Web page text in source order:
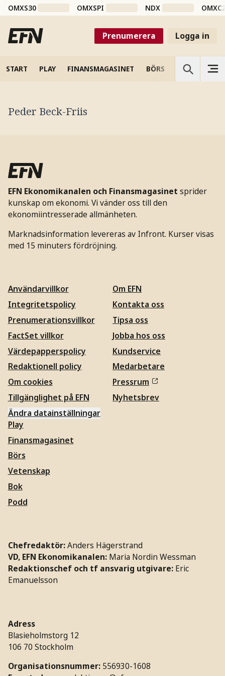
OMXS30 OMXSPI NDX
Prenumerera Logga in
START PLAY FINANSMAGASINET BÖRS VETENSKAP
Peder Beck-Friis
EFN Ekonomikanalen och Finansmagasinet sprider
kunskap om ekonomi. Vi vänder oss till den
ekonomiintresserade allmänheten.
Marknadsinformation levereras av Infront. Kurser visas
med 15 minuters fördröjning.
Användarvillkor
Integritetspolicy
Prenumerationsvillkor
FactSet villkor
Värdepapperspolicy
Redaktionell policy
Om cookies
Tillgänglighet på EFN
Ändra datainställningar
Om EFN
Kontakta oss
Tipsa oss
Jobba hos oss
Kundservice
Medarbetare
Pressrum
Nyhetsbrev
Play
Finansmagasinet
Börs
Vetenskap
Bok
Podd
Chefredaktör:Anders Hägerstrand
VD, EFN Ekonomikanalen: Maria Nordin Wessman
Redaktionschef och tf ansvarig utgivare: Eric
Emanuelsson
Adress
Blasieholmstorg 12
106 70 Stockholm
Organisationsnummer: 556930-1608